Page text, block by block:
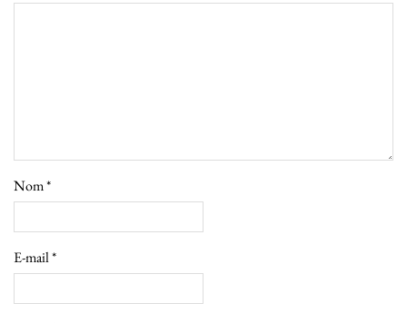
Nom*
E-mail*